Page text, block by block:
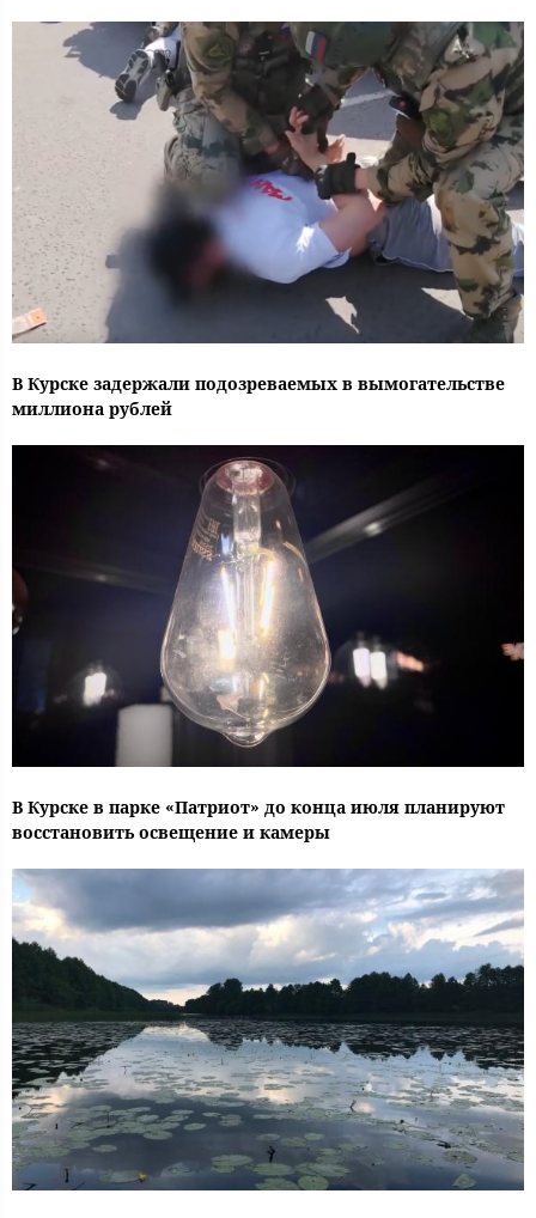
В Курске задержали подозреваемых в вымогательстве
миллиона рублей
В Курске в парке «Патриот» до конца июля планируют
восстановить освещение и камеры